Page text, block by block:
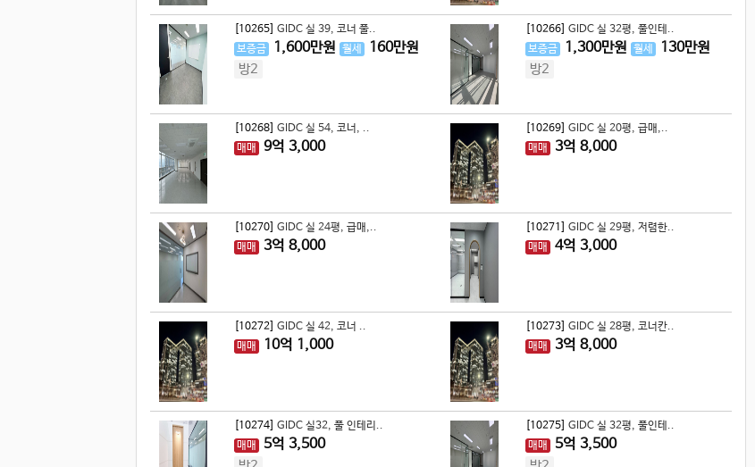
[10265] GIDC 실 39, 코너 풀..
보증금
1,600만원 월세 160만원
방2
[10266] GIDC 실 32평, 풀인테..
보증금
1,300만원 월세 130만원
방2
[10268] GIDC 실 54, 코너, ..
매매
9억 3,000
[10269] GIDC 실 20평, 급매,..
매매
3억 8,000
[10270] GIDC 실 24평, 급매,..
매매
3억 8,000
[10271]
GIDC 실 29평, 저렴한..
매매
4억 3,000
[10272] GIDC 실 42, 코너 ..
매매
10억 1,000
[10273] GIDC 실 28평, 코너칸..
매매
3억 8,000
[10274] GIDC 실32, 풀 인테리..
매매
5억 3,500
[10275] GIDC 실 32평, 풀인테..
매매
5억 3,500